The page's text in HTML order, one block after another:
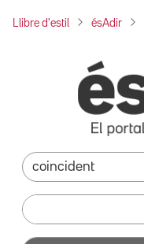
Llibre d'estil ésAdir